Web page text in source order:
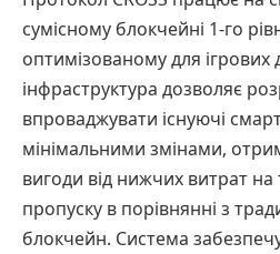
сумісному блокчейні 1-го
оптимізованому для ігрових
інфраструктура дозволяє
впроваджувати існуючі
мінімальними змінами,
вигоди від нижчих витрат на
пропуску в порівнянні з
блокчейн. Система